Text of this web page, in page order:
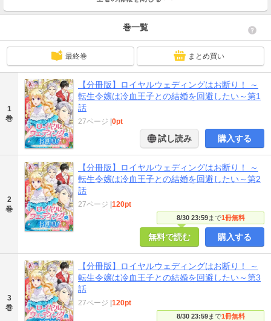
巻一覧
最終巻 まとめ買い
1
巻
【分冊版】ロイヤルウェディングはお断り！ ～
転生令嬢は冷血王子との結婚を回避したい～第1
話
27ページ 0pt
試し読み 購入する
2
巻
【分冊版】ロイヤルウェディングはお断り！ ～
転生令嬢は冷血王子との結婚を回避したい～第2
話
8/30 23:59まで1冊無料
27ページ 120pt
無料で読む 購入する
3
巻
【分冊版】ロイヤルウェディングはお断り！ ～
転生令嬢は冷血王子との結婚を回避したい～第3
話
8/30 23:59まで1冊無料
27ページ 120pt